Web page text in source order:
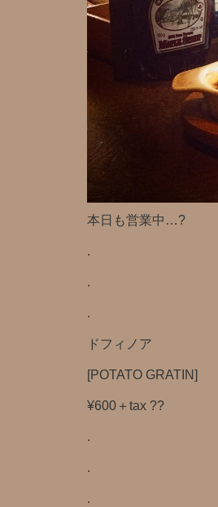
本日も営業中…?
.
.
.
ドフィノア
[POTATO GRATIN]
¥600＋tax ??
.
.
.